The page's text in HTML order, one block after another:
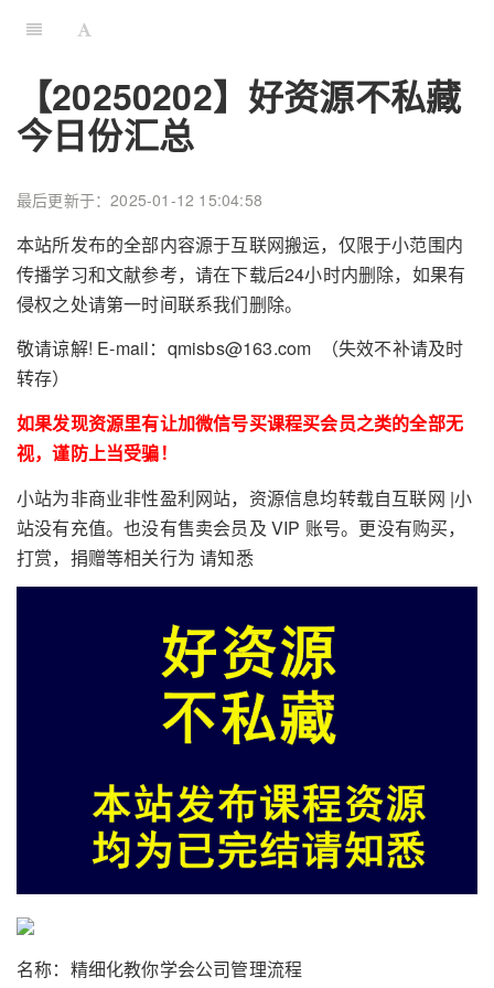
【20250202】好资源不私藏
今日份汇总
最后更新于：2025-01-12 15:04:58
本站所发布的全部内容源于互联网搬运，仅限于小范围内
传播学习和文献参考，请在下载后24小时内删除，如果有
侵权之处请第一时间联系我们删除。
敬请谅解! E-mail：qmisbs@163.com （失效不补请及时
转存）
如果发现资源里有让加微信号买课程买会员之类的全部无
视，谨防上当受骗！
小站为非商业非性盈利网站，资源信息均转载自互联网 |小
站没有充值。也没有售卖会员及 VIP 账号。更没有购买，
打赏，捐赠等相关行为 请知悉
名称：精细化教你学会公司管理流程